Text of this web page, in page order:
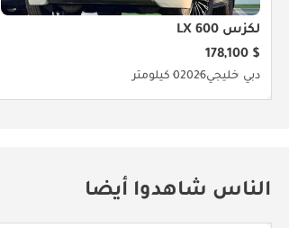
لكزس LX 600
$ 178,100
دبي خليجي20260 كيلومتر
الناس شاهدوا أيضا